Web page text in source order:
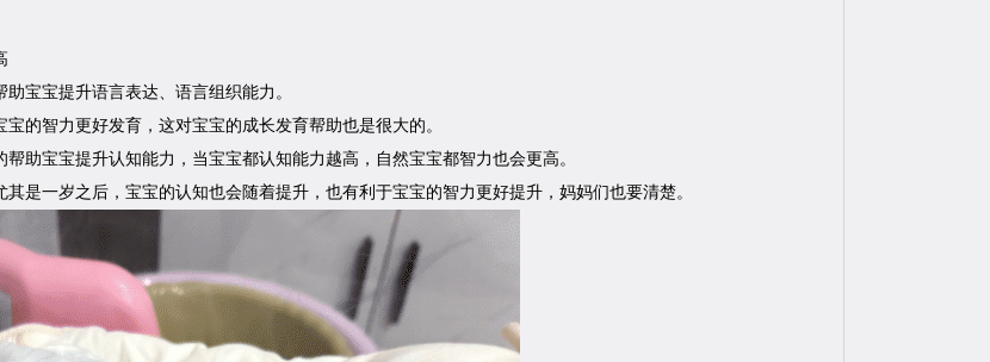
宝宝提升语言表达、语言组织能力。
的智力更好发育，这对宝宝的成长发育帮助也是很大的。
助宝宝提升认知能力，当宝宝都认知能力越高，自然宝宝都智力也会更高。
是一岁之后，宝宝的认知也会随着提升，也有利于宝宝的智力更好提升，妈妈们也要清楚。